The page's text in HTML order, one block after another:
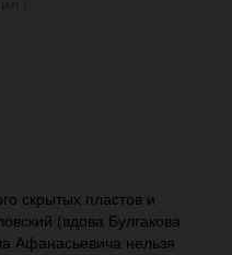
скрытых пластов и
(вдова Булгакова
Афанасьевича нельзя